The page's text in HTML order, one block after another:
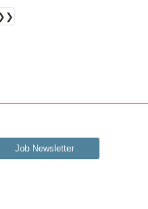
Job Newsletter